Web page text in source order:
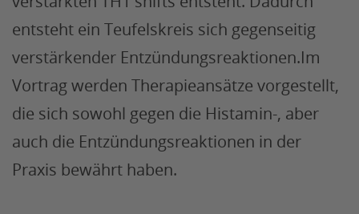
entsteht ein Teufelskreis sich gegenseitig
verstärkender Entzündungsreaktionen.Im
Vortrag werden Therapieansätze vorgestellt,
die sich sowohl gegen die Histamin-, aber
auch die Entzündungsreaktionen in der
Praxis bewährt haben.